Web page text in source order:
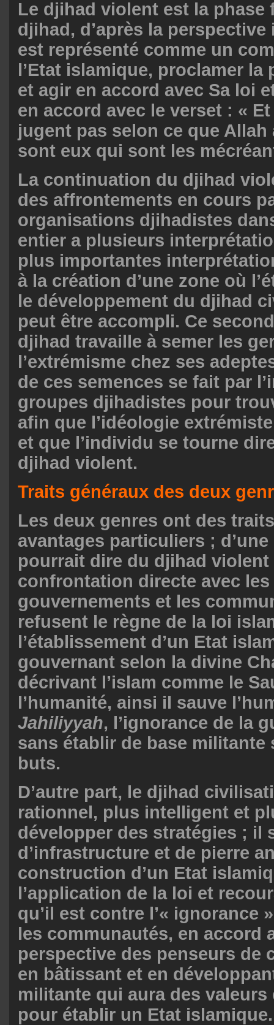
Le djihad violent est la phase
djihad, d’après la
est représenté comme un
l’Etat islamique, proclamer la
et agir en accord avec Sa loi
en accord avec le verset : «
jugent pas selon ce que Allah
sont eux qui sont les
La continuation du djihad
des affrontements en cours
organisations djihadistes
entier a plusieurs
plus importantes
à la création d’une zone où
le développement du djihad
peut être accompli. Ce
djihad travaille à semer les
l’extrémisme chez ses
de ces semences se fait par
groupes djihadistes pour
afin que l’idéologie
et que l’individu se tourne
djihad violent.
Traits généraux des deux
Les deux genres ont des
avantages particuliers ;
pourrait dire du djihad violent
confrontation directe avec les
gouvernements et les
refusent le règne de la loi
l’établissement d’un Etat
gouvernant selon la divine
décrivant l’islam comme le
l’humanité, ainsi il sauve
Jahiliyyah, l’ignorance de la
sans établir de base militante
buts.
D’autre part, le djihad
rationnel, plus intelligent et
développer des stratégies ; il
d’infrastructure et de pierre
construction d’un Etat
l’application de la loi et
qu’il est contre l’« ignorance
les communautés, en accord
perspective des penseurs de
en bâtissant et en
militante qui aura des valeurs
pour établir un Etat islamique.